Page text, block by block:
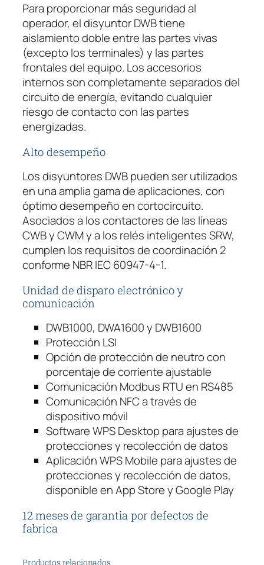
Para proporcionar más seguridad al
operador, el disyuntor DWB tiene
aislamiento doble entre las partes vivas
(excepto los terminales) y las partes
frontales del equipo. Los accesorios
internos son completamente separados del
circuito de energía, evitando cualquier
riesgo de contacto con las partes
energizadas.
Alto desempeño
Los disyuntores DWB pueden ser utilizados
en una amplia gama de aplicaciones, con
óptimo desempeño en cortocircuito.
Asociados a los contactores de las líneas
CWB y CWM y a los relés inteligentes SRW,
cumplen los requisitos de coordinación 2
conforme NBR IEC 60947-4-1.
Unidad de disparo electrónico y
comunicación
DWB1000, DWA1600 y DWB1600
Protección LSI
Opción de protección de neutro con
porcentaje de corriente ajustable
Comunicación Modbus RTU en RS485
Comunicación NFC a través de
dispositivo móvil
Software WPS Desktop para ajustes de
protecciones y recolección de datos
Aplicación WPS Mobile para ajustes de
protecciones y recolección de datos,
disponible en App Store y Google Play
12 meses de garantia por defectos de
fabrica
Productos relacionados